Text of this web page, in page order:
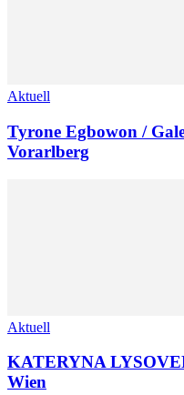
Aktuell
Tyrone Egbowon /
Vorarlberg
Aktuell
KATERYNA
Wien